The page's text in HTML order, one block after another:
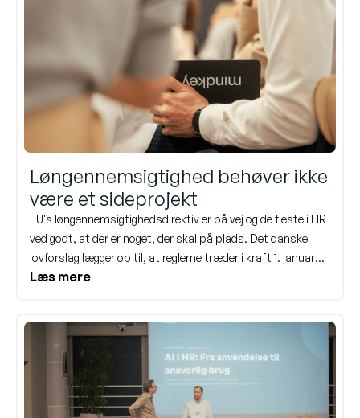
driller HR - og hvad et system kan tage af sig af.
Løngennemsigtighed behøver ikke
være et sideprojekt
EU's løngennemsigtighedsdirektiv er på vej og de fleste i HR
ved godt, at der er noget, der skal på plads. Det danske
lovforslag lægger op til, at reglerne træder i kraft 1. januar
2027. Det lyder måske ikke akut, men når man kigger på alt
Læs mere